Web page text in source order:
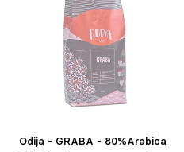
Odija - GRABA - 80%Arabica